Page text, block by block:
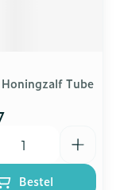
Tube
Bestel